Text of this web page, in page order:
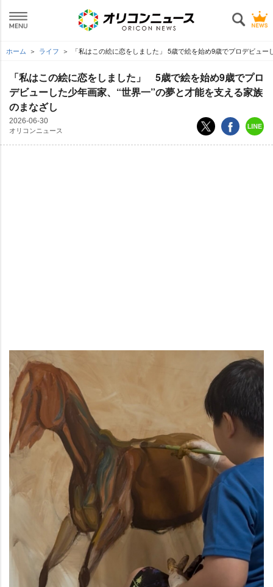
ホーム ライフ 「私はこの絵に恋をしました」 5歳で絵を始め9歳でプロデビュ
「私はこの絵に恋をしました」 5歳で絵を始め9歳でプロ
デビューした少年画家、“世界一”の夢と才能を支える家族
のまなざし
2026-06-30
オリコンニュース